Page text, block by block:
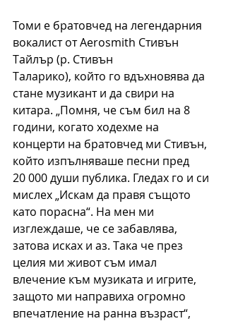
Томи е братовчед на легендарния
вокалист от Aerosmith Стивън
Тайлър (р. Стивън
Таларико), който го вдъхновява да
стане музикант и да свири на
китара. „Помня, че съм бил на 8
години, когато ходехме на
концерти на братовчед ми Стивън,
който изпълняваше песни пред
20 000 души публика. Гледах го и си
мислех „Искам да правя същото
като порасна“. На мен ми
изглеждаше, че се забавлява,
затова исках и аз. Така че през
целия ми живот съм имал
влечение към музиката и игрите,
защото ми направиха огромно
впечатление на ранна възраст“,